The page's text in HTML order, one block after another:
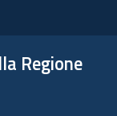
Regione